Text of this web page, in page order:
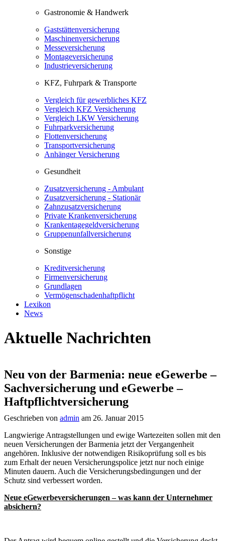
Gastronomie & Handwerk
Gaststättenversicherung
Maschinenversicherung
Messeversicherung
Montageversicherung
Industrieversicherung
KFZ, Fuhrpark & Transporte
Vergleich für gewerbliches KFZ
Vergleich KFZ Versicherung
Vergleich LKW Versicherung
Fuhrparkversicherung
Flottenversicherung
Transportversicherung
Anhänger Versicherung
Gesundheit
Zusatzversicherung - Ambulant
Zusatzversicherung - Stationär
Zahnzusatzversicherung
Private Krankenversicherung
Krankentagegeldversicherung
Gruppenunfallversicherung
Sonstige
Kreditversicherung
Firmenversicherung
Grundlagen
Vermögenschadenhaftpflicht
Lexikon
News
Aktuelle Nachrichten
Neu von der Barmenia: neue eGewerbe –
Sachversicherung und eGewerbe –
Haftpflichtversicherung
Geschrieben von admin am 26. Januar 2015
Langwierige Antragstellungen und ewige Wartezeiten sollen mit den
neuen Versicherungen der Barmenia jetzt der Vergangenheit
angehören. Inklusive der notwendigen Risikoprüfung soll es bis
zum Erhalt derneuen Versicherungspolice jetzt nur noch einige
Minuten dauern. Auch die Versicherungsbedingungen und der
Schutz sind verbessert worden.
Neue eGewerbeversicherungen – was kann der Unternehmer
absichern?